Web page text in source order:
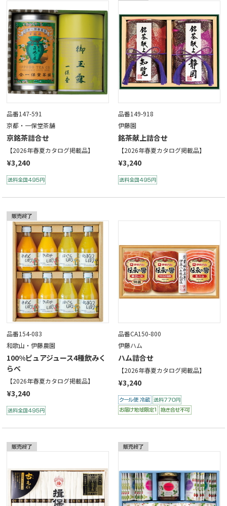
品番147-591
京都・一保堂茶舗
京銘茶詰合せ
【2026年春夏カタログ掲載品】
¥3,240
品番149-918
伊藤園
銘茶献上詰合せ
【2026年春夏カタログ掲載品】
¥3,240
品番154-083
和歌山・伊藤農園
100%ピュアジュース4種飲みく
らべ
【2026年春夏カタログ掲載品】
¥3,240
品番CA150-800
伊藤ハム
ハム詰合せ
【2026年春夏カタログ掲載品】
¥3,240